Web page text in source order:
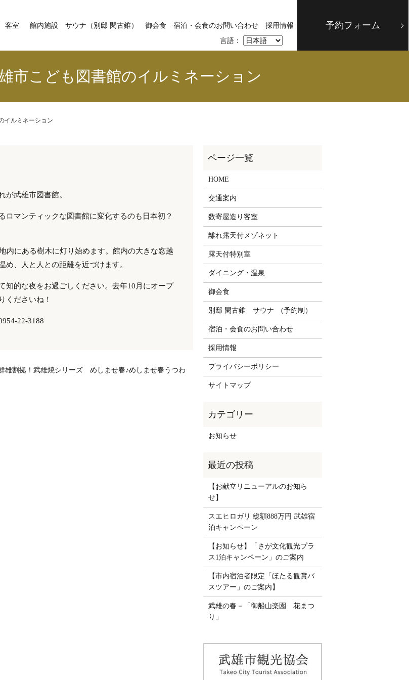
言語：
客室 館内施設 サウナ（別邸 閑古錐） 御会食 宿泊・会食のお問い合わせ 採用情報 予約フォーム
市こども図書館のイルミネーション
イルミネーション
が武雄市図書館。
ロマンティックな図書館に変化するのも日本初？
内にある樹木に灯り始めます。館内の大きな窓越
め、人と人との距離を近づけます。
知的な夜をお過ごしください。去年10月にオープ
くださいね！
22-3188
雄割拠！武雄焼シリーズ めしませ春♪めしませ春うつわ
HOME
交通案内
数寄屋造り客室
離れ露天付メゾネット
露天付特別室
ダイニング・温泉
御会食
別邸 閑古錐 サウナ (予約制）
宿泊・会食のお問い合わせ
採用情報
プライバシーポリシー
サイトマップ
お知らせ
【お献立リニューアルのお知ら
せ】
スエヒロガリ 総額888万円 武雄宿
泊キャンペーン
【お知らせ】「さが文化観光プラ
ス1泊キャンペーン」のご案内
【市内宿泊者限定「ほたる観賞バ
スツアー」のご案内】
武雄の春－「御船山楽園 花まつ
り」